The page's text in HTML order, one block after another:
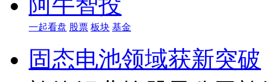
一起看盘 股票 板块 基金
固态电池领域获新突破